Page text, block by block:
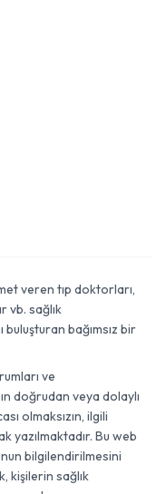
veren tıp doktorları,
vb. sağlık
bağımsız bir
ve
doğrudan veya dolaylı
olmaksızın, ilgili
yazılmaktadır. Bu web
bilgilendirilmesini
kişilerin sağlık